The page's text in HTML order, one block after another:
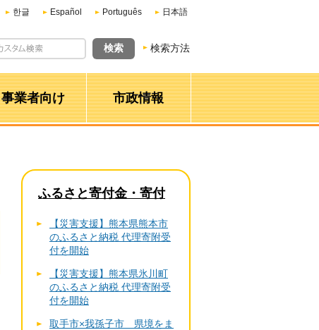
한글 Español Português
日本語
検索方法
事業者向け 市政情報
ふるさと寄付金・寄付
【災害支援】熊本県熊本市
のふるさと納税 代理寄附受
付を開始
【災害支援】熊本県氷川町
のふるさと納税 代理寄附受
付を開始
取手市×我孫子市 県境をま